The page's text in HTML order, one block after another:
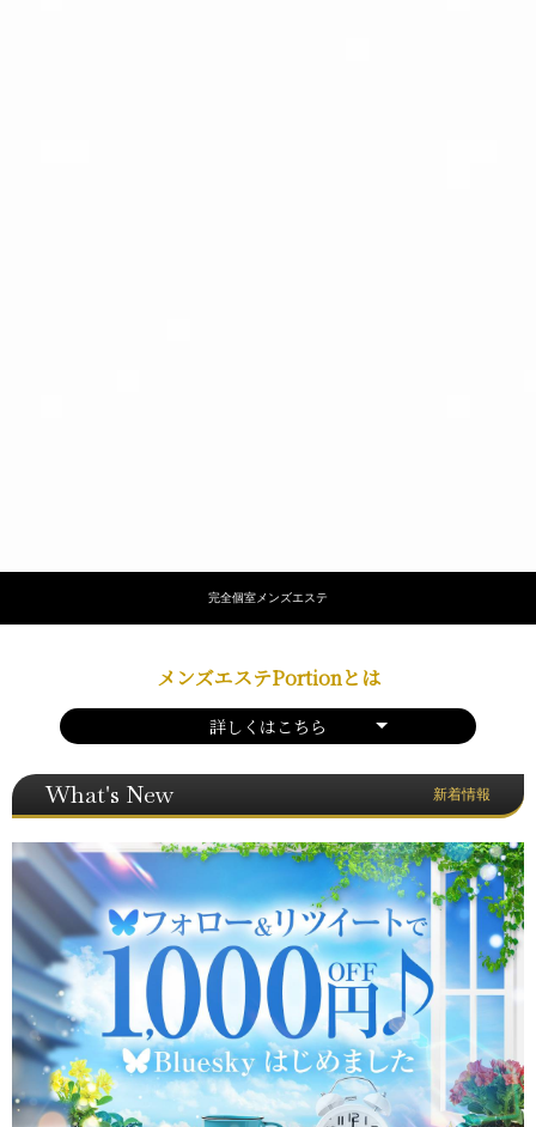
完全個室メンズエステ
メンズエステPortionとは
詳しくはこちら
What's New 新着情報